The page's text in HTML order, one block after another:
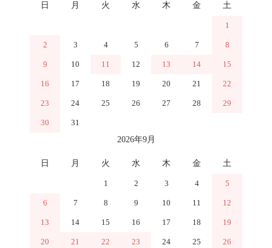
日 月 火 水 木 金 土
1
2 3 4 5 6 7 8
9 10 11 12 13 14 15
16 17 18 19 20 21 22
23 24 25 26 27 28 29
30
31
2026年9月
日 月 火 水 木 金 土
1 2 3 4 5
6 7 8 9 10 11 12
13 14 15 16 17 18 19
20 21 22 23 24 25 26